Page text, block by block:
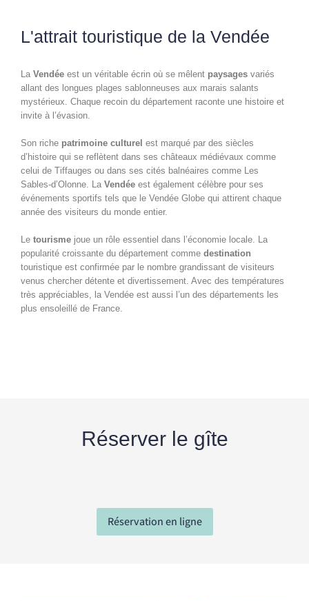
L'attrait touristique de la Vendée
La Vendée est un véritable écrin où se mêlent paysages variés
allant des longues plages sablonneuses aux marais salants
mystérieux. Chaque recoin du département raconte une histoire et
invite à l’évasion.
Son riche patrimoine culturel est marqué par des siècles
d’histoire qui se reflètent dans ses châteaux médiévaux comme
celui de Tiffauges ou dans ses cités balnéaires comme Les
Sables-d’Olonne. La Vendée est également célèbre pour ses
événements sportifs tels que le Vendée Globe qui attirent chaque
année des visiteurs du monde entier.
Le tourisme joue un rôle essentiel dans l’économie locale. La
popularité croissante du département comme destination
touristique est confirmée par le nombre grandissant de visiteurs
venus chercher détente et divertissement. Avec des températures
très appréciables, la Vendée est aussi l’un des départements les
plus ensoleillé de France.
Réserver le gîte
Réservation en ligne